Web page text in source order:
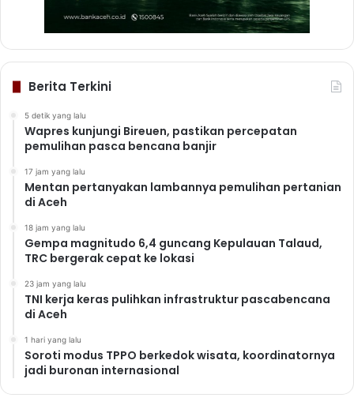
Berita Terkini
5 detik yang lalu
Wapres kunjungi Bireuen, pastikan percepatan
pemulihan pasca bencana banjir
17 jam yang lalu
Mentan pertanyakan lambannya pemulihan pertanian
di Aceh
18 jam yang lalu
Gempa magnitudo 6,4 guncang Kepulauan Talaud,
TRC bergerak cepat ke lokasi
23 jam yang lalu
TNI kerja keras pulihkan infrastruktur pascabencana
di Aceh
1 hari yang lalu
Soroti modus TPPO berkedok wisata, koordinatornya
jadi buronan internasional